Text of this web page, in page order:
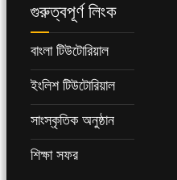
গুরুত্বপূর্ণ লিংক
বাংলা টিউটোরিয়াল
ইংলিশ টিউটোরিয়াল
সাংস্কৃতিক অনুষ্ঠান
শিক্ষা সফর